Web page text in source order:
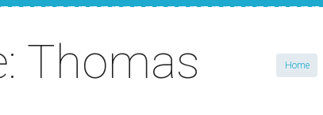
Home
Thomas